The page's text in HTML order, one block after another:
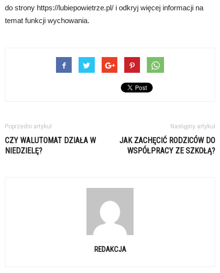
do strony https://lubiepowietrze.pl/ i odkryj więcej informacji na
temat funkcji wychowania.
Poprzedni artykuł
CZY WALUTOMAT DZIAŁA W
NIEDZIELĘ?
Następny artykuł
JAK ZACHĘCIĆ RODZICÓW DO
WSPÓŁPRACY ZE SZKOŁĄ?
REDAKCJA